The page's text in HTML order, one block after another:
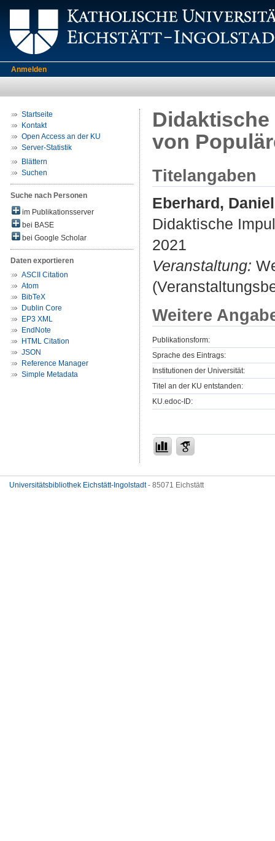
Anmelden
Startseite
Kontakt
Open Access an der KU
Server-Statistik
Blättern
Suchen
Suche nach Personen
im Publikationsserver
bei BASE
bei Google Scholar
Daten exportieren
ASCII Citation
Atom
BibTeX
Dublin Core
EP3 XML
EndNote
HTML Citation
JSON
Reference Manager
Simple Metadata
von
Titelangaben
Eberhard,
Didaktische
2021
Veranstaltung:
Weitere
Publikationsform:
Sprache des Eintrags:
Institutionen der Universität:
Titel an der KU entstanden:
KU.edoc-ID:
Universitätsbibliothek Eichstätt-Ingolstadt- 85071 Eichstätt